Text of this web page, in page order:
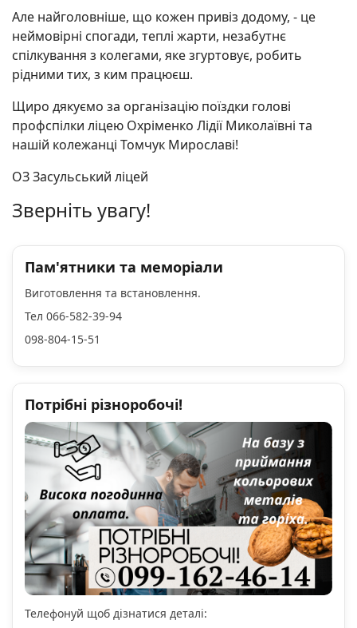
Але найголовніше, що кожен привіз додому, - це
неймовірні спогади, теплі жарти, незабутнє
спілкування з колегами, яке згуртовує, робить
рідними тих, з ким працюєш.
Щиро дякуємо за організацію поїздки голові
профспілки ліцею Охріменко Лідії Миколаївні та
нашій колежанці Томчук Мирославі!
ОЗ Засульський ліцей
Зверніть увагу!
Пам'ятники та меморіали
Виготовлення та встановлення.
Тел 066-582-39-94
098-804-15-51
Потрібні різноробочі!
Телефонуй щоб дізнатися деталі: